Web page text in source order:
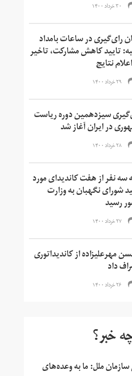
۳۰ خرداد ۱۴۰۰
رای‌گیری در ساعات بامداد
تایید کاهش مشارکت، تاخیر
نتایج
۲۹ خرداد ۱۴۰۰
سیزدهمین دوره ریاست
در ایران آغاز شد
۲۸ خرداد ۱۴۰۰
سه نفر از هفت کاندیدای مورد
شورای نگهبان به وزارت
رسید
۲۷ خرداد ۱۴۰۰
مهرعلیزاده از کاندیداتوری
داد
۲۶ خرداد ۱۴۰۰
خبر؟
ملل: ما به وعده‌های